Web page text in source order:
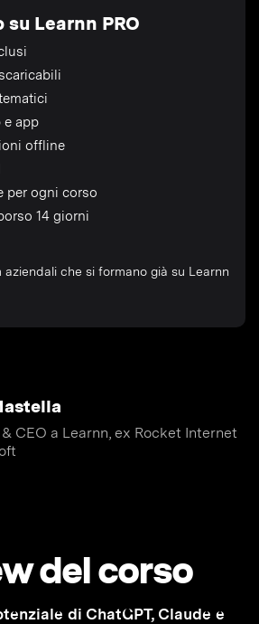
Learnn PRO
e app
offline
per ogni corso
14 giorni
aziendali che si formano già su Learnn
CEO a Learnn, ex Rocket Internet
del corso
di ChatGPT, Claude e